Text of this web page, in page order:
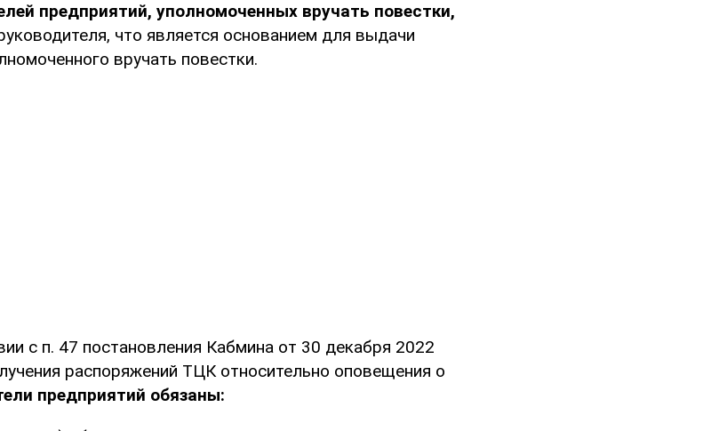
предприятий, уполномоченных вручать повестки,
что является основанием для выдачи
вручать повестки.
с п. 47 постановления Кабмина от 30 декабря 2022
распоряжений ТЦК относительно оповещения о
предприятий обязаны: